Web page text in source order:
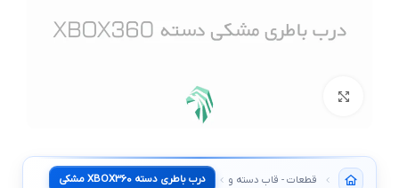
قطعات - قاب دسته و استخونيدرب باطري دسته XBOX360 مشکی